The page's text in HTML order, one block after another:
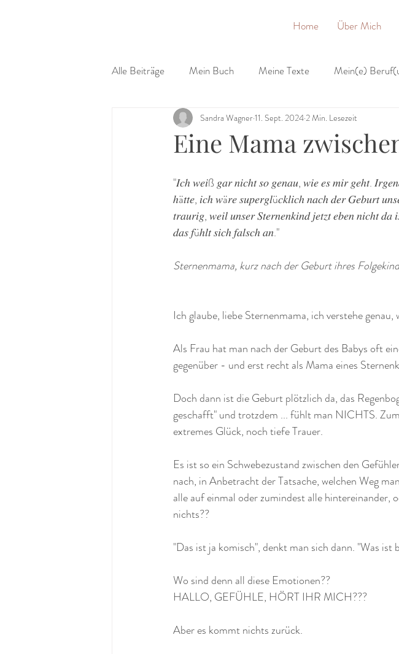
Home Über Mich
Alle Beiträge Mein Buch Meine Texte Mein(e)
Eine Mama
Sandra Wagner11. Sept. 2024 2 Min. Lesezeit
"𝐼𝑐ℎ 𝑤𝑒𝑖ß 𝑔𝑎𝑟 𝑛𝑖𝑐ℎ𝑡 𝑠𝑜 𝑔𝑒𝑛𝑎𝑢, 𝑤𝑖𝑒 𝑒𝑠 𝑚𝑖𝑟 𝑔𝑒ℎ𝑡.
ℎä𝑡𝑡𝑒, 𝑖𝑐ℎ 𝑤ä𝑟𝑒 𝑠𝑢𝑝𝑒𝑟𝑔𝑙ü𝑐𝑘𝑙𝑖𝑐ℎ 𝑛𝑎𝑐ℎ 𝑑𝑒𝑟 𝐺𝑒𝑏𝑢𝑟𝑡
𝑡𝑟𝑎𝑢𝑟𝑖𝑔, 𝑤𝑒𝑖𝑙 𝑢𝑛𝑠𝑒𝑟 𝑆𝑡𝑒𝑟𝑛𝑒𝑛𝑘𝑖𝑛𝑑 𝑗𝑒𝑡𝑧𝑡 𝑒𝑏𝑒𝑛 𝑛𝑖𝑐ℎ𝑡
𝑑𝑎𝑠 𝑓üℎ𝑙𝑡 𝑠𝑖𝑐ℎ 𝑓𝑎𝑙𝑠𝑐ℎ 𝑎𝑛."
Sternenmama, kurz nach der Geburt ihres
Ich glaube, liebe Sternenmama, ich verstehe
Als Frau hat man nach der Geburt des Babys oft
gegenüber - und erst recht als Mama eines
Doch dann ist die Geburt plötzlich da, das
geschafft" und trotzdem ... fühlt man NICHTS.
extremes Glück, noch tiefe Trauer.
Es ist so ein Schwebezustand zwischen den
nach, in Anbetracht der Tatsache, welchen Weg
alle auf einmal oder zumindest alle hintereinander,
nichts??
"Das ist ja komisch", denkt man sich dann. "Was
Wo sind denn all diese Emotionen??
HALLO, GEFÜHLE, HÖRT IHR MICH???
Aber es kommt nichts zurück.